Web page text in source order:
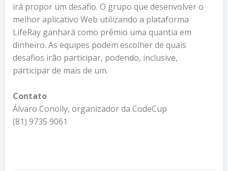
irá propor um desafio. O grupo que desenvolver o
melhor aplicativo Web utilizando a plataforma
LifeRay ganhará como prêmio uma quantia em
dinheiro. As equipes podem escolher de quais
desafios irão participar, podendo, inclusive,
participar de mais de um.
Contato
Álvaro Conolly, organizador da CodeCup
(81) 9735 9061